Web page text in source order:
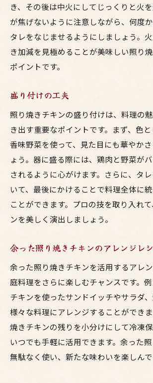
新鮮さを活かす調味料の使い
最高の食感を生む調理法
家庭で手軽に作れるレシピ
タレの作り置き方法
照り焼きチキンを使ったアレ
子供も喜ぶ簡単レシピ
家庭でプロの味を再現するポ
おいしい鳥料理を楽しむための
の秘訣
鶏肉の部位別の特徴
家庭ならではの焼き方
簡単に美味しくするための時
お弁当にもぴったりな照り焼
照り焼きチキンの味を引き立てる
フライパンで作る照り焼きチ
オーブン調理のポイント
グリルを使った本格的な焼き
き、その後は中火にしてじっくりと火
が焦げないように注意しながら、何度
タレをなじませるようにしましょう。
き加減を見極めることが美味しい照り
ポイントです。
盛り付けの工夫
照り焼きチキンの盛り付けは、料理の
き出す重要なポイントです。まず、色
香味野菜を使って、見た目にも華やか
ょう。器に盛る際には、鶏肉と野菜が
されるように心がけます。さらに、タ
いて、最後にかけることで料理全体に
ことができます。プロの技を取り入れ
ンを美しく演出しましょう。
余った照り焼きチキンのアレンジレ
余った照り焼きチキンを活用するアレ
庭料理をさらに楽しむチャンスです。
チキンを使ったサンドイッチやサラダ、
様々な料理にアレンジすることができ
焼きチキンの残りを小分けにして冷凍保
いつでも手軽に活用できます。余った
無駄なく使い、新たな味わいを楽しんで